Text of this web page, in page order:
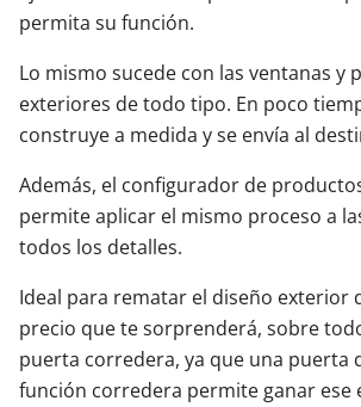
permita su función.
Lo mismo sucede con las ventanas y
exteriores de todo tipo. En poco
construye a medida y se envía al
Además, el configurador de
permite aplicar el mismo proceso a
todos los detalles.
Ideal para rematar el diseño exterior
precio que te sorprenderá, sobre
puerta corredera, ya que una puerta
función corredera permite ganar ese